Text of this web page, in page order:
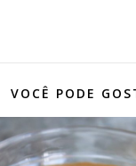
VOCÊ PODE